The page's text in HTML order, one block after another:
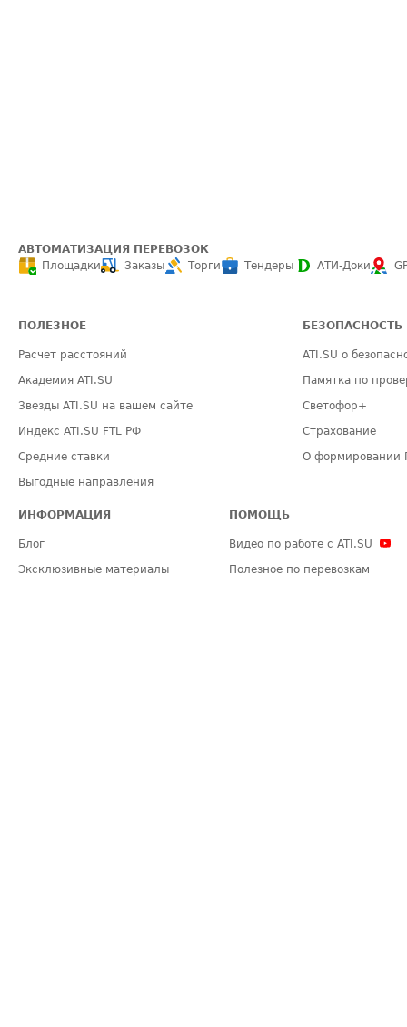
АВТОМАТИЗАЦИЯ ПЕРЕВОЗОК
Площадки
Заказы Торги Тендеры АТИ-Доки
ПОЛЕЗНОЕ
Расчет расстояний
Академия ATI.SU
Звезды ATI.SU на вашем сайте
Индекс ATI.SU FTL РФ
Средние ставки
Выгодные направления
БЕЗОПАСНОСТЬ
ATI.SU о
Памятка по
Светофор+
Страхование
О формировании
ИНФОРМАЦИЯ
Блог
Эксклюзивные материалы
ПОМОЩЬ
Видео по работе с ATI.SU
Полезное по перевозкам